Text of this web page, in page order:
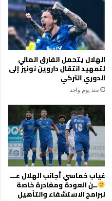
الهلال يتحمل الفارق المالي
لتمهيد انتقال داروين نونيز إلى
الدوري التركي
منذ يوم واحد
غياب خماسي أجانب الهلال عـــ
ــن العودة ومغادرة خاصة
لبرامج الاستشفاء والتأهيل